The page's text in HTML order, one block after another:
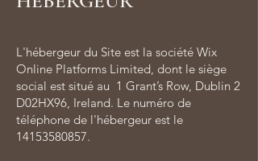
L'hébergeur du Site est la société Wix
Online Platforms Limited, dont le siège
social est situé au 1 Grant’s Row, Dublin 2
D02HX96, Ireland. Le numéro de
téléphone de l'hébergeur est le
14153580857.